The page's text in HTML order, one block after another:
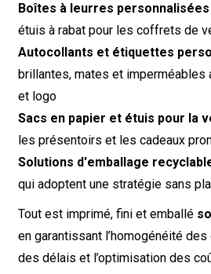
Boîtes à leurres personnalisées
étuis à rabat pour les coffrets de
Autocollants et étiquettes
brillantes, mates et imperméables
et logo
Sacs en papier et étuis pour la
les présentoirs et les cadeaux
Solutions d'emballage
qui adoptent une stratégie sans
Tout est imprimé, fini et emballé
en garantissant l’homogénéité
des délais et l’optimisation des